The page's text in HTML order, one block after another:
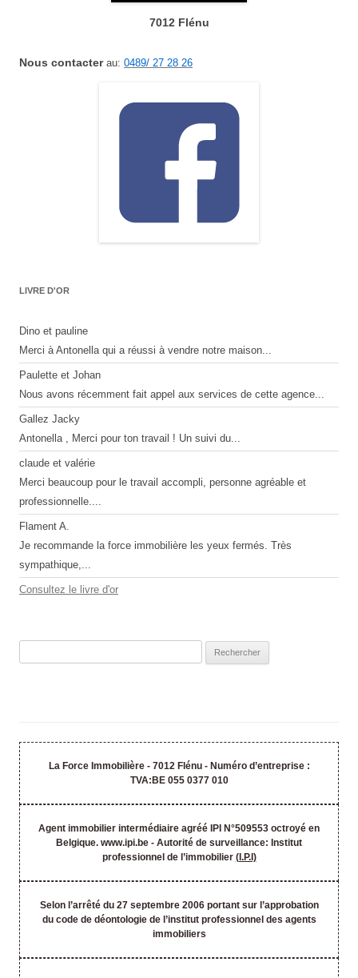
7012 Flénu
Nous contacterau: 0489/ 27 28 26
LIVRE D'OR
Dino et pauline
Merci à Antonella qui a réussi à vendre notre maison...
Paulette et Johan
Nous avons récemment fait appel aux services de cette agence...
Gallez Jacky
Antonella , Merci pour ton travail ! Un suivi du...
claude et valérie
Merci beaucoup pour le travail accompli, personne agréable et
professionnelle....
Flament A.
Je recommande la force immobilière les yeux fermés. Très
sympathique,...
Consultez le livre d'or
La Force Immobilière - 7012 Flénu - Numéro d’entreprise :
TVA:BE 055 0377 010
Agent immobilier intermédiaire agréé IPI N°509553 octroyé en
Belgique. www.ipi.be - Autorité de surveillance: Institut
professionnel de l’immobilier (I.P.I)
Selon l’arrêté du 27 septembre 2006 portant sur l’approbation
du code de déontologie de l’institut professionnel des agents
immobiliers